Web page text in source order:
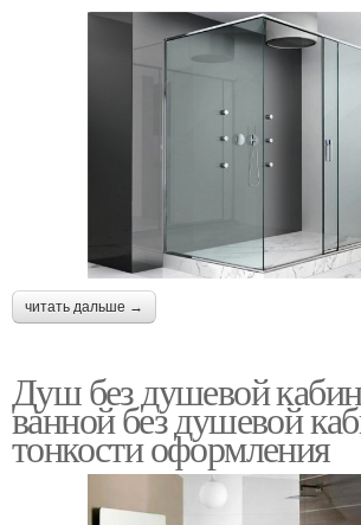
читать дальше →
Душ без душевой
ванной без душевой
тонкости оформления